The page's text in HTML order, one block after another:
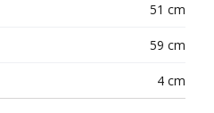
51 cm
59 cm
4 cm